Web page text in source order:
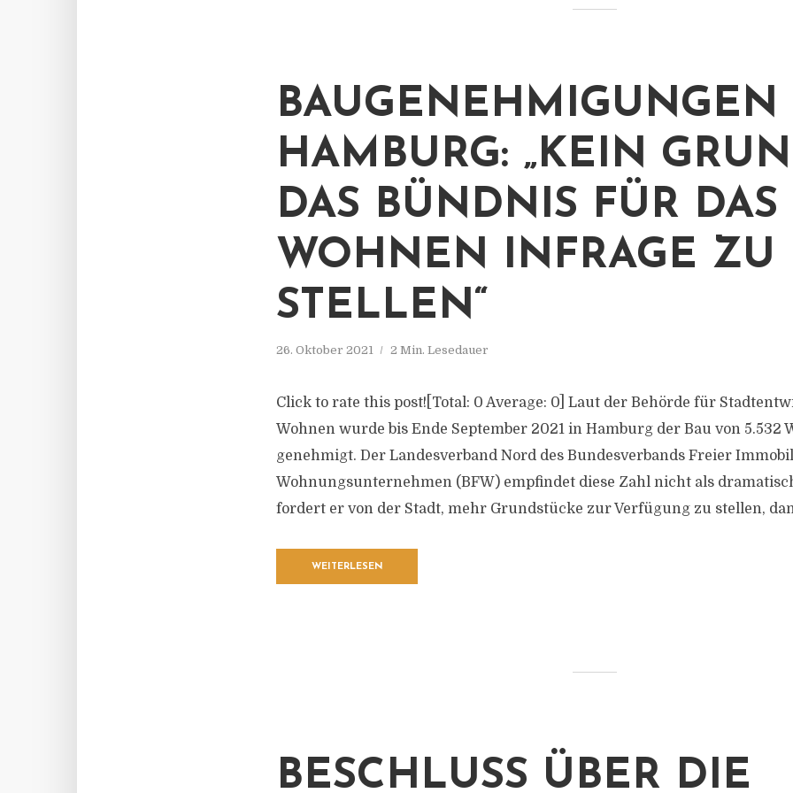
BAUGENEHMIGUNGEN
HAMBURG: „KEIN
DAS BÜNDNIS FÜR DAS
WOHNEN INFRAGE ZU
STELLEN“
26. Oktober 2021 2 Min. Lesedauer
Click to rate this post![Total: 0 Average: 0] Laut der Behörde für
Wohnen wurde bis Ende September 2021 in Hamburg der Bau von 5.532
genehmigt. Der Landesverband Nord des Bundesverbands Freier
Wohnungsunternehmen (BFW) empfindet diese Zahl nicht als
fordert er von der Stadt, mehr Grundstücke zur Verfügung zu stellen,
WEITERLESEN
BESCHLUSS ÜBER DIE